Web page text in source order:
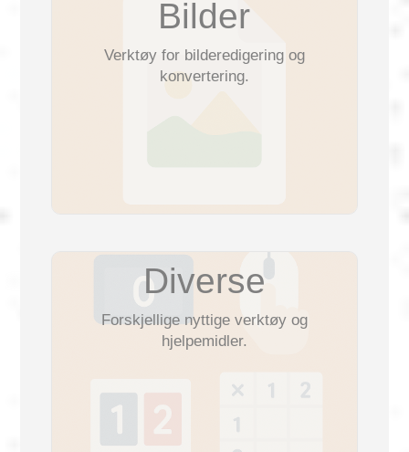
Bilder
Verktøy for bilderedigering og
konvertering.
Diverse
Forskjellige nyttige verktøy og
hjelpemidler.